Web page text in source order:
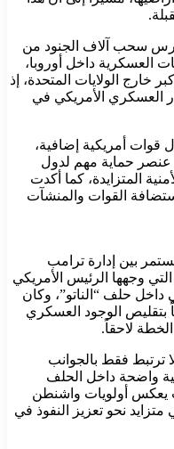
تدرس سحب آلاف الجنود من
العسكرية داخل أوروبا،
خارج الولايات المتحدة، إذ
العسكري الأمريكي في
قوات أمريكية إضافية،
عنصر حماية مهم لدول
المتزايدة، كما أكدت
القوات والمنشآت
بين إدارة ترامب
التي وجهها الرئيس الأمريكي
داخل حلف “الناتو”، وكان
بتقليص الوجود العسكري
لاحقاً.
ترتبط فقط بالجوانب
واضحة داخل الحلف
يعكس أولويات واشنطن
نحو تعزيز النفوذ في